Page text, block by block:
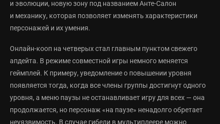
и эволюции, новую зону под названием Анте-Салон
и механику, которая позволяет изменять характеристики
персонажей и их умения.
Онлайн-кооп на четверых стал главным пунктом свежего
апдейта. В режиме совместной игры немного меняется
геймплей. К примеру, уведомление о повышении уровня
появляется тогда, когда все члены группы достигнут одного
уровня, а меню паузы не останавливает игру для всех — она
продолжается, но персонаж «на паузе» ненадолго обретает
неуязвимость. В случае гибели в мультиплеере можно